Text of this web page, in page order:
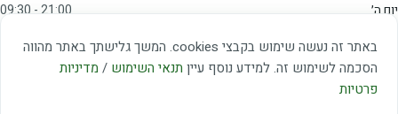
באתר זה נעשה שימוש בקבצי cookies. המשך גלישתך באתר מהווה
הסכמה לשימוש זה. למידע נוסף עיין תנאי השימוש / מדיניות
פרטיות
יום ה׳
09:30 - 21:00
09:00 - 15:00
שבת
20:00 - 23:00